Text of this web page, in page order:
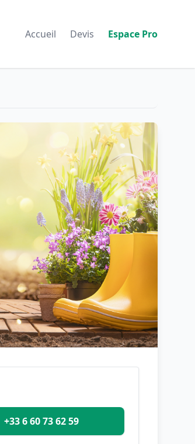
Accueil Devis Espace Pro
+33 6 60 73 62 59